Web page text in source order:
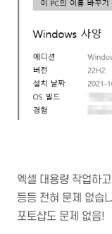
엑셀 대용량 작업하
등등 전혀 문제 없습
포토샵도 문제 없음!